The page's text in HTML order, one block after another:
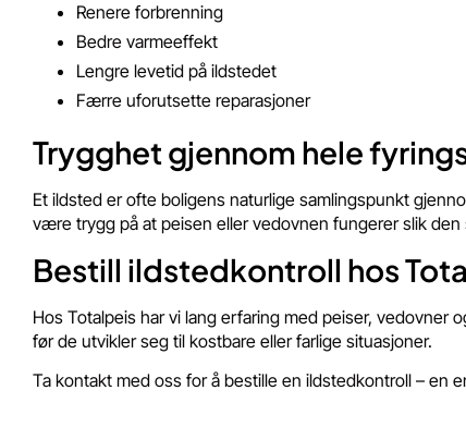
Renere forbrenning
Bedre varmeeffekt
Lengre levetid på ildstedet
Færre uforutsette reparasjoner
Trygghet gjennom hele
Et ildsted er ofte boligens naturlige samlingspunkt
være trygg på at peisen eller vedovnen fungerer slik
Bestill ildstedkontroll hos
Hos Totalpeis har vi lang erfaring med peiser, vedovner
før de utvikler seg til kostbare eller farlige situasjoner.
Ta kontakt med oss for å bestille en ildstedkontroll – en